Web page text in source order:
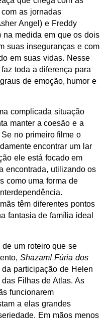
as jornadas
Angel) e Freddy
na medida em que os dois
suas inseguranças e com
em suas vidas. Nesse
toda a diferença para
de emoção, humor e
complicada situação
manter a coesão e a
no primeiro filme o
encontrar um lar
ele está focado em
encontrada, utilizando os
como uma forma de
têm diferentes pontos
fantasia de família ideal
um roteiro que se
Shazam! Fúria dos
participação de Helen
Filhas de Atlas. As
funcionarem
a elas grandes
Em mãos menos